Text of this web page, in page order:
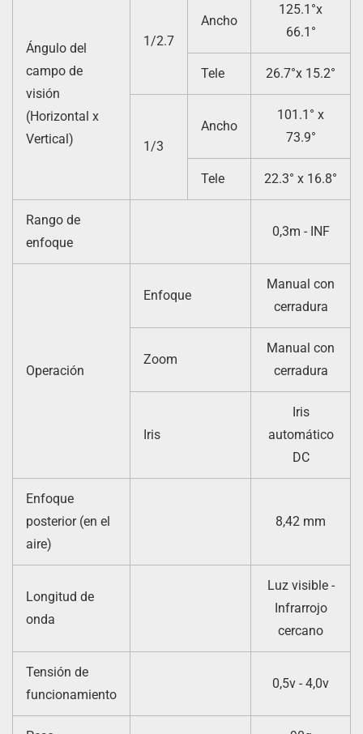
Ángulo del
campo de
visión
(Horizontal x
Vertical)
1/2.7
Ancho
125.1°x
66.1°
Tele 26.7°x 15.2°
1/3
Ancho
101.1° x
73.9°
Tele 22.3° x 16.8°
Rango de
enfoque
0,3m - INF
Operación
Enfoque
Manual con
cerradura
Zoom
Manual con
cerradura
Iris
Iris
automático
DC
Enfoque
posterior (en el
aire)
8,42 mm
Longitud de
onda
Luz visible -
Infrarrojo
cercano
Tensión de
funcionamiento
0,5v - 4,0v